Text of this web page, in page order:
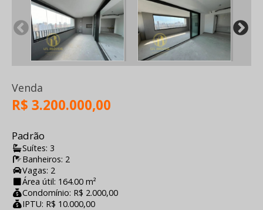
Venda
R$ 3.200.000,00
Padrão
Suítes: 3
Banheiros: 2
Vagas: 2
Área útil: 164.00 m²
Condomínio: R$ 2.000,00
IPTU: R$ 10.000,00